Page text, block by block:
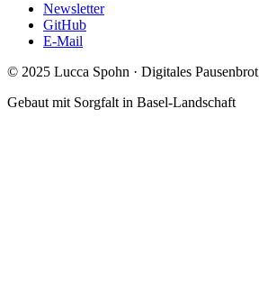
Newsletter
GitHub
E-Mail
© 2025 Lucca Spohn · Digitales Pausenbrot
Gebaut mit Sorgfalt in Basel-Landschaft